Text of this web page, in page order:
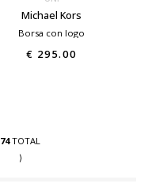
Michael Kors
Borsa con logo
€ 295.00
74TOTAL
⟩